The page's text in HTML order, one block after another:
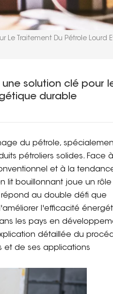
Le Traitement Du Pétrole Lourd
solution clé pour
durable
du pétrole,
pétroliers solides. Face à
et à la
lit bouillonnant joue un
au double défi que
l'efficacité
les pays en
détaillée du
et de ses applications